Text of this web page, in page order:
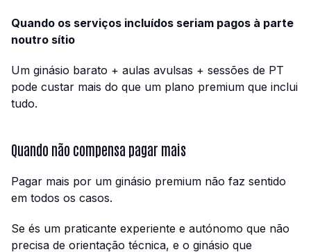
Quando os serviços incluídos seriam pagos à parte
noutro sítio
Um ginásio barato + aulas avulsas + sessões de PT
pode custar mais do que um plano premium que inclui
tudo.
Quando não compensa pagar mais
Pagar mais por um ginásio premium não faz sentido
em todos os casos.
Se és um praticante experiente e autónomo que não
precisa de orientação técnica, e o ginásio que